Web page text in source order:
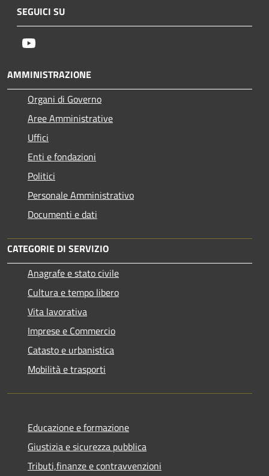
SEGUICI SU
AMMINISTRAZIONE
Organi di Governo
Aree Amministrative
Uffici
Enti e fondazioni
Politici
Personale Amministrativo
Documenti e dati
CATEGORIE DI SERVIZIO
Anagrafe e stato civile
Cultura e tempo libero
Vita lavorativa
Imprese e Commercio
Catasto e urbanistica
Mobilità e trasporti
Educazione e formazione
Giustizia e sicurezza pubblica
Tributi,finanze e contravvenzioni